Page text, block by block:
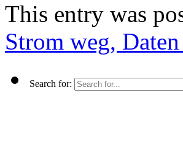
This entry was
Strom weg,
Search for: